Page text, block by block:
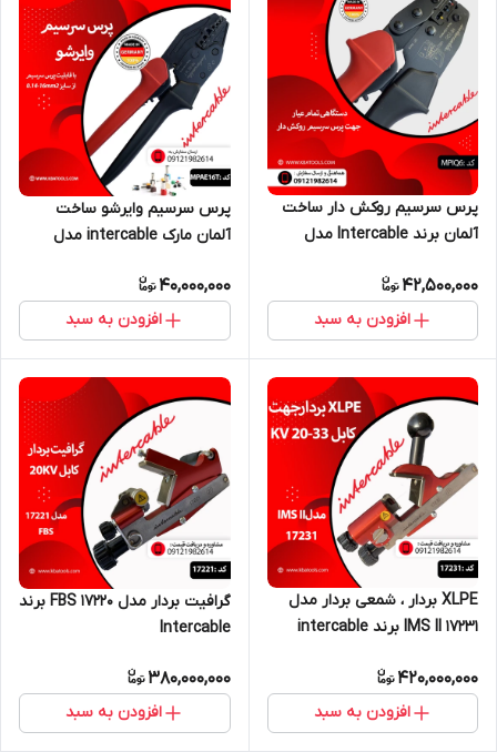
پرس سرسیم روکش دار ساخت
آلمان برند Intercable مدل
42,500,000
افزودن به سبد
پرس سرسیم وایرشو ساخت
آلمان مارک intercable مدل
40,000,000
افزودن به سبد
XLPE بردار ، شمعی بردار مدل
IMS II 17231 برند intercable
420,000,000
افزودن به سبد
گرافیت بردار مدل FBS 17220 برند
Intercable
380,000,000
افزودن به سبد